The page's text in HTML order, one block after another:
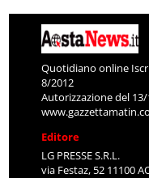
Quotidiano online
8/2012
Autorizzazione del
Editore
LG PRESSE S.R.L.
via Festaz, 52 11100